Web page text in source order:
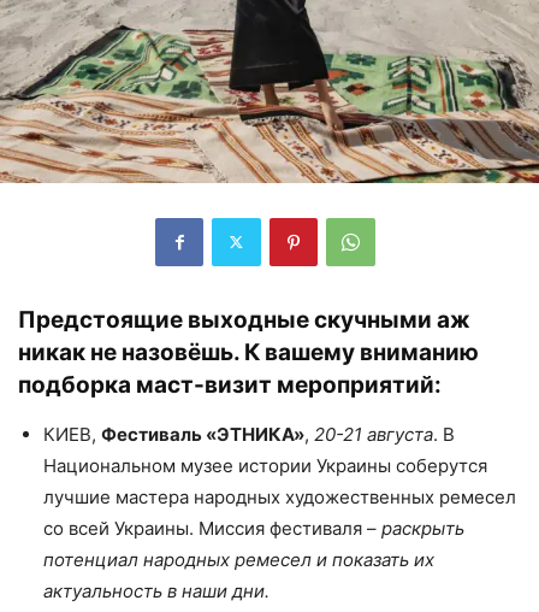
Предстоящие выходные скучными аж
никак не назовёшь. К вашему вниманию
подборка маст-визит мероприятий:
КИЕВ, Фестиваль «ЭТНИКА», 20-21 августа. В
Национальном музее истории Украины соберутся
лучшие мастера народных художественных ремесел
со всей Украины. Миссия фестиваля – раскрыть
потенциал народных ремесел и показать их
актуальность в наши дни.